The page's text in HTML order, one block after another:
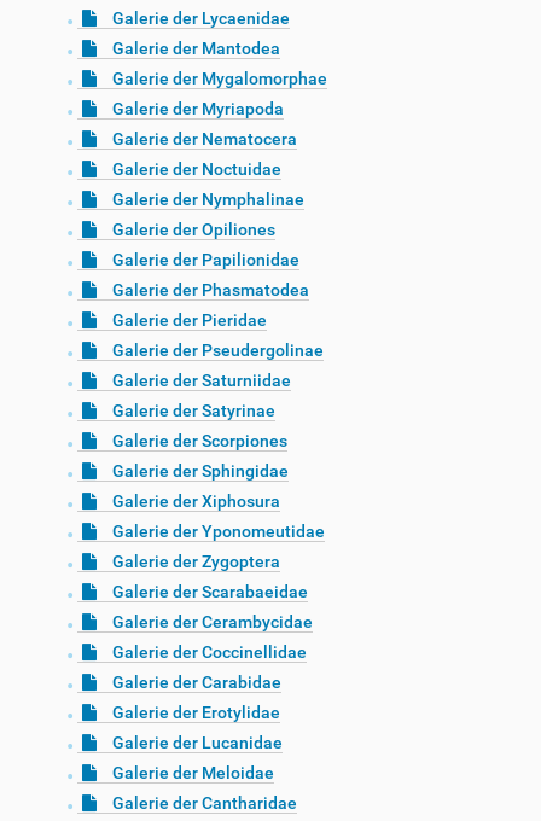
Galerie der Lycaenidae
Galerie der Mantodea
Galerie der Mygalomorphae
Galerie der Myriapoda
Galerie der Nematocera
Galerie der Noctuidae
Galerie der Nymphalinae
Galerie der Opiliones
Galerie der Papilionidae
Galerie der Phasmatodea
Galerie der Pieridae
Galerie der Pseudergolinae
Galerie der Saturniidae
Galerie der Satyrinae
Galerie der Scorpiones
Galerie der Sphingidae
Galerie der Xiphosura
Galerie der Yponomeutidae
Galerie der Zygoptera
Galerie der Scarabaeidae
Galerie der Cerambycidae
Galerie der Coccinellidae
Galerie der Carabidae
Galerie der Erotylidae
Galerie der Lucanidae
Galerie der Meloidae
Galerie der Cantharidae